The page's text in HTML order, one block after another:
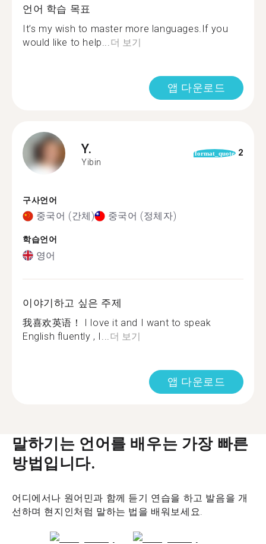
언어 학습 목표
It’s my wish to master more languages.If you
would like to help... 더 보기
앱 다운로드
Y.
Yibin
format_quote 2
구사언어
중국어 (간체) 중국어 (정체자)
학습언어
영어
이야기하고 싶은 주제
我喜欢英语！ I love it and I want to speak
English fluently , I... 더 보기
앱 다운로드
말하기는 언어를 배우는 가장 빠른
방법입니다.
어디에서나 원어민과 함께 듣기 연습을 하고 발음을 개
선하며 현지인처럼 말하는 법을 배워보세요.